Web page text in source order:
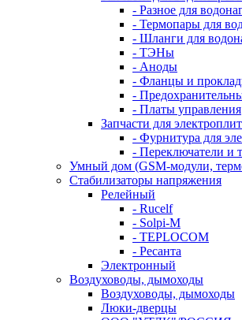
- Разное для
- Термопары для
- Шланги для
- ТЭНы
- Аноды
- Фланцы и
-
- Платы управления
Запчасти для электроплит
- Фурнитура для
- Переключатели и
Умный дом (GSM-модули,
Cтабилизаторы напряжения
Релейный
- Rucelf
- Solpi-M
- TEPLOCOM
- Ресанта
Электронный
Воздуховоды, дымоходы
Воздуховоды, дымоходы
Люки-дверцы